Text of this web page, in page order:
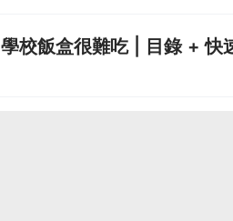
學校飯盒很難吃 | 目錄 + 快